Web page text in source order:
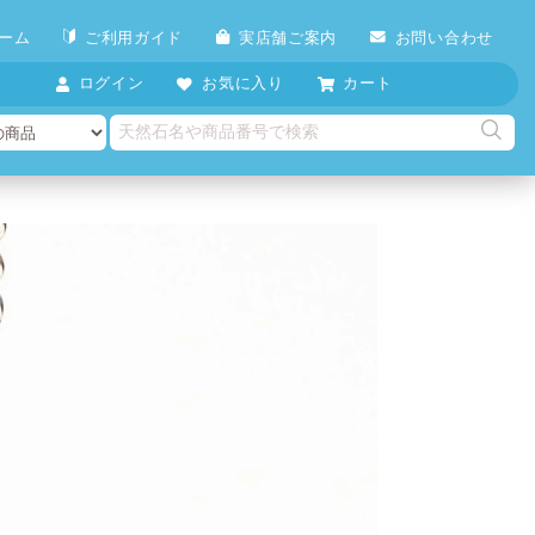
ム ご利用ガイド 実店舗ご案内 お問い合わせ
ログイン お気に入り カート